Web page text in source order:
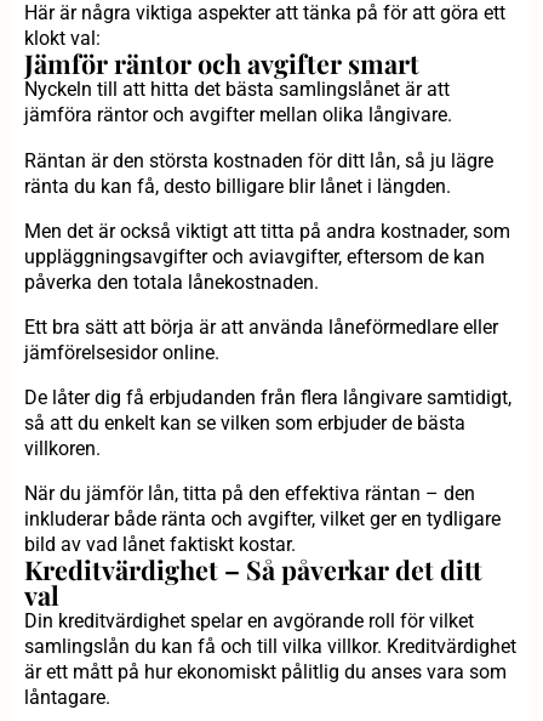
Här är några viktiga aspekter att tänka på för att göra ett
klokt val:
Jämför räntor och avgifter smart
Nyckeln till att hitta det bästa samlingslånet är att
jämföra räntor och avgifter mellan olika långivare.
Räntan är den största kostnaden för ditt lån, så ju lägre
ränta du kan få, desto billigare blir lånet i längden.
Men det är också viktigt att titta på andra kostnader, som
uppläggningsavgifter och aviavgifter, eftersom de kan
påverka den totala lånekostnaden.
Ett bra sätt att börja är att använda låneförmedlare eller
jämförelsesidor online.
De låter dig få erbjudanden från flera långivare samtidigt,
så att du enkelt kan se vilken som erbjuder de bästa
villkoren.
När du jämför lån, titta på den effektiva räntan – den
inkluderar både ränta och avgifter, vilket ger en tydligare
bild av vad lånet faktiskt kostar.
Kreditvärdighet – Så påverkar det ditt
val
Din kreditvärdighet spelar en avgörande roll för vilket
samlingslån du kan få och till vilka villkor. Kreditvärdighet
är ett mått på hur ekonomiskt pålitlig du anses vara som
låntagare.